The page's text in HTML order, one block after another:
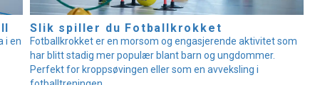
i en
Slik spiller du Fotballkrokket
Fotballkrokket er en morsom og engasjerende aktivitet som
har blitt stadig mer populær blant barn og ungdommer.
Perfekt for kroppsøvingen eller som en avveksling i